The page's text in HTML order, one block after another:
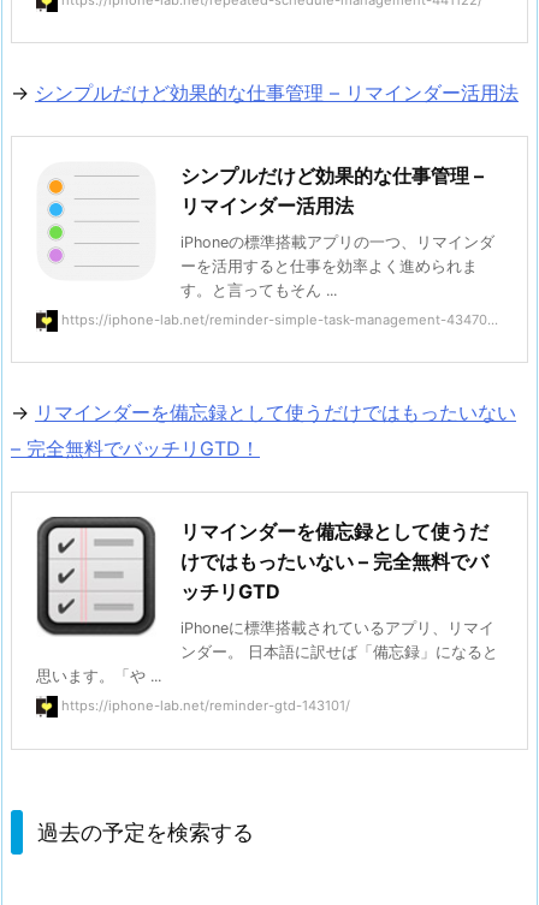
→ シンプルだけど効果的な仕事管理 – リマインダー活用法
シンプルだけど効果的な仕事管理 –
リマインダー活用法
iPhoneの標準搭載アプリの一つ、リマインダ
ーを活用すると仕事を効率よく進められま
す。と言ってもそん ...
https://iphone-lab.net/reminder-simple-task-management-43470...
→ リマインダーを備忘録として使うだけではもったいない
– 完全無料でバッチリGTD！
リマインダーを備忘録として使うだ
けではもったいない – 完全無料でバ
ッチリGTD
iPhoneに標準搭載されているアプリ、リマイ
ンダー。 日本語に訳せば「備忘録」になると
思います。「や ...
https://iphone-lab.net/reminder-gtd-143101/
過去の予定を検索する